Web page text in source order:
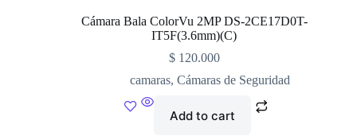
Cámara Bala ColorVu 2MP DS-2CE17D0T-
IT5F(3.6mm)(C)
$120.000
camaras,Cámaras de Seguridad
Add to cart